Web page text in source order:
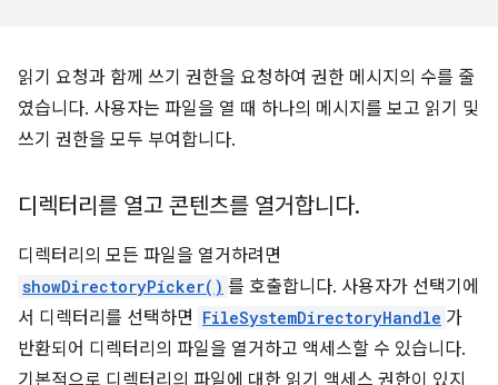
읽기 요청과 함께 쓰기 권한을 요청하여 권한 메시지의 수를 줄
였습니다. 사용자는 파일을 열 때 하나의 메시지를 보고 읽기 및
쓰기 권한을 모두 부여합니다.
디렉터리를 열고 콘텐츠를 열거합니다.
디렉터리의 모든 파일을 열거하려면
showDirectoryPicker() 를 호출합니다. 사용자가 선택기에
서 디렉터리를 선택하면 FileSystemDirectoryHandle 가
반환되어 디렉터리의 파일을 열거하고 액세스할 수 있습니다.
기본적으로 디렉터리의 파일에 대한 읽기 액세스 권한이 있지